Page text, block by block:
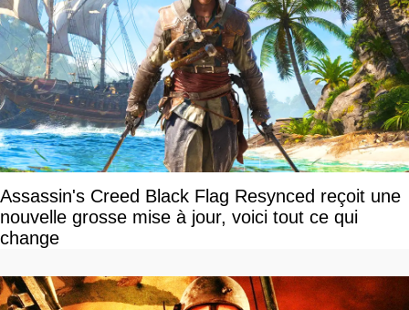
Assassin's Creed Black Flag Resynced reçoit une
nouvelle grosse mise à jour, voici tout ce qui
change